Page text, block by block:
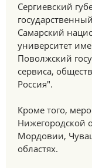
Сергиевский
Самарский
университет
Поволжский
сервиса,
Россия".
Кроме того,
Нижегородской
Мордовии,
областях.